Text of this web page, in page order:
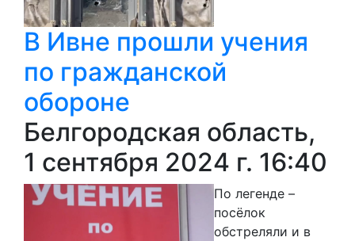
В Ивне прошли учения
по гражданской
обороне
Белгородская область,
1 сентября 2024 г. 16:40
По легенде –
посёлок
обстреляли и в